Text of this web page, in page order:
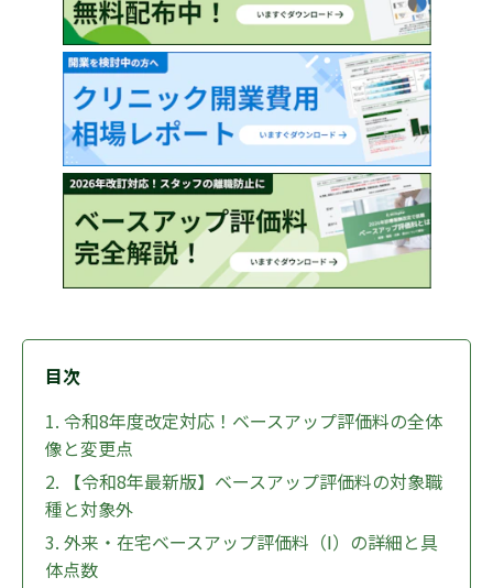
目次
1. 令和8年度改定対応！ベースアップ評価料の全体
像と変更点
2. 【令和8年最新版】ベースアップ評価料の対象職
種と対象外
3. 外来・在宅ベースアップ評価料（Ⅰ）の詳細と具
体点数